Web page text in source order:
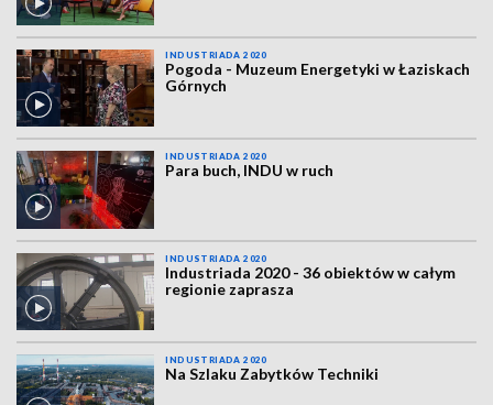
INDUSTRIADA 2020
Pogoda - Muzeum Energetyki w Łaziskach
Górnych
INDUSTRIADA 2020
Para buch, INDU w ruch
INDUSTRIADA 2020
Industriada 2020 - 36 obiektów w całym
regionie zaprasza
INDUSTRIADA 2020
Na Szlaku Zabytków Techniki